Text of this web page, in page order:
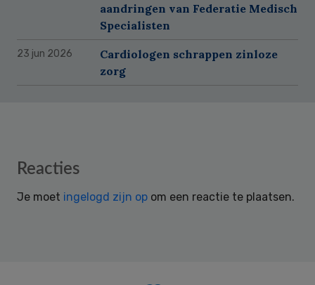
aandringen van Federatie Medisch
Specialisten
23 jun 2026
Cardiologen schrappen zinloze
zorg
Reader
Reacties
Je moet ingelogd zijn op om een reactie te plaatsen.